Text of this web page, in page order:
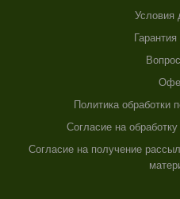
Условия
Политика обработки
Согласие на
Согласие на получение